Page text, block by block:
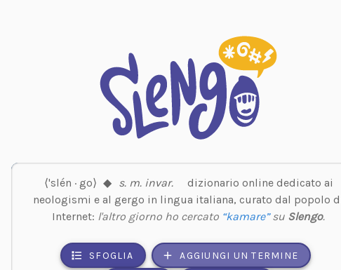
⟨'slén · go⟩ ◆ s. m. invar.
dizionario online dedicato ai
neologismi e al gergo in lingua italiana, curato dal popolo
Internet: l'altro giorno ho cercato “kamare”su Slengo.
SFOGLIA AGGIUNGI UN TERMINE